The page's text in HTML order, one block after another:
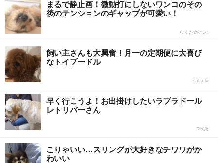
まるで静止画！微動打にしないワンコのその
後のテンションのギャップが可愛い！
らくだのこぶ
飼い主さんも大興奮！月一の定期便に大喜び
なトイプードル
satsuki
早く行こうよ！お出掛けしたいラブラドール
レトリバーさん
Rin凛
こりゃいい…スリングが大好きなチワワがか
わいい